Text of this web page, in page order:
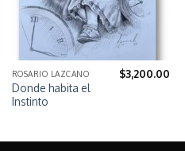
ROSARIO LAZCANO
Donde habita el
Instinto
$3,200.00